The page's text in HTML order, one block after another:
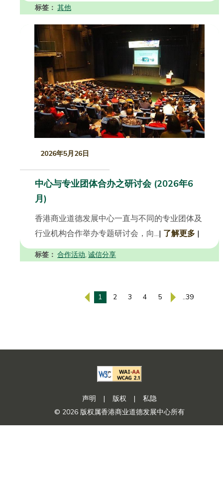
标签： 其他
2026年5月26日
中心与专业团体合办之研讨会 (2026年6
月)
香港商业道德发展中心一直与不同的专业团体及
行业机构合作举办专题研讨会，向...| 了解更多 |
标签： 合作活动, 诚信分享
1 2 3 4 5 ..39
声明 | 版权 |
私隐
© 2026 版权属香港商业道德发展中心所有